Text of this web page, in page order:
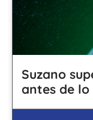
Suzano
antes de